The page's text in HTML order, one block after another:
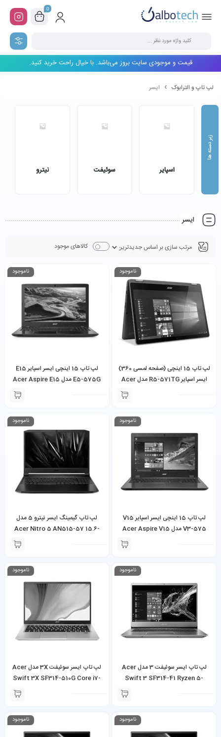
0
قیمت و موجودی سایت بروز می‌باشد. با خیال راحت خرید کنید.
لپ تاپ و الترابوک ایسر
اسپایر سوئیفت نیترو
ایسر
کالاهای موجود
ناموجود
لپ تاپ 15 اینچی (صفحه لمسی 360)
ایسر اسپایر R5-571TG مدل Acer
Aspire R5-571TG Core i7-
7500U 8GB RAM 512GB SSD
(Touchscreen 360)
ناموجود
لپ تاپ 15 اینچی ایسر اسپایر E15
E5-575G مدل Acer Aspire E15
E5-575G Core i5-6200U 8GB
RAM 256GB SSD 2GB NVIDIA
ناموجود
لپ تاپ 15 اینچی ایسر اسپایر V15
V3-575 مدل Acer Aspire V15
V3-575 Core i5-6200U 8GB
ناموجود
لپ تاپ گیمینگ ایسر نیترو 5 مدل
Acer Nitro 5 AN515-57 15.6-
inch Gaming Laptop Core i5-
11400H 16GB RAM 512GB SSD
ناموجود
لپ تاپ ایسر سوئیفت 3 مدل Acer
Swift 3 SF314-41 Ryzen 5-
3500U 8GB AMD Radeon Vega 8
ناموجود
لپ تاپ ایسر سوئیفت 3X مدل Acer
Swift 3X SF314-510G Core i7-
1165G7 8GB 512GB SSD Intel
ناموجود ناموجود